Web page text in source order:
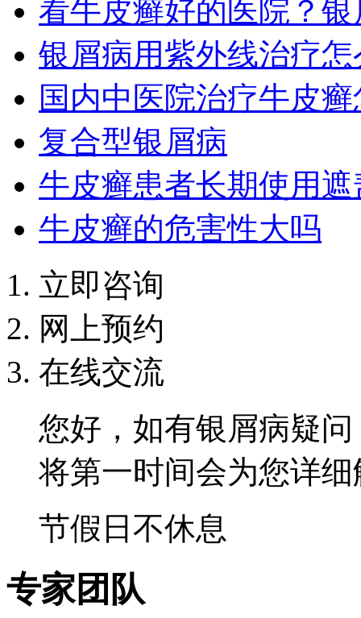
看牛皮癣好的医院？银
银屑病用紫外线治疗怎
国内中医院治疗牛皮癣
复合型银屑病
牛皮癣患者长期使用遮
牛皮癣的危害性大吗
立即咨询
网上预约
在线交流
您好，如有银屑病疑
将第一时间会为您详
节假日不休息
专家团队